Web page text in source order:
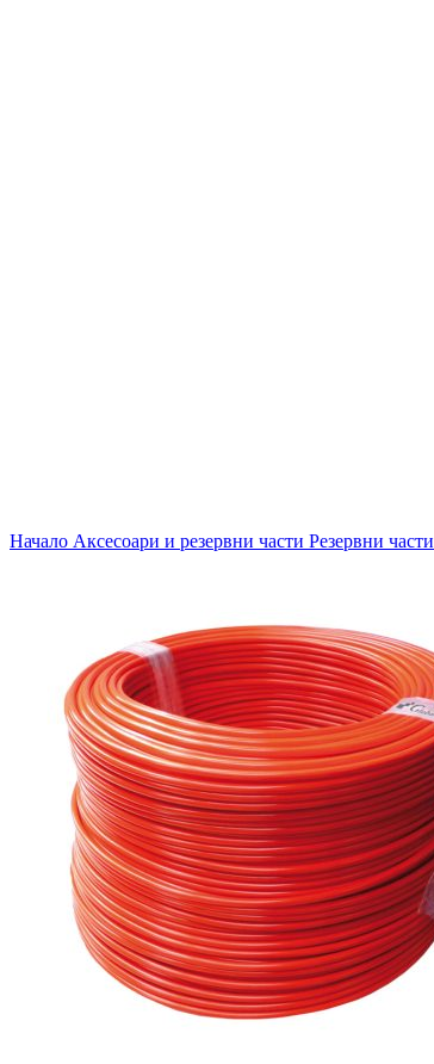
Начало Аксесоари и резервни части Резервни части